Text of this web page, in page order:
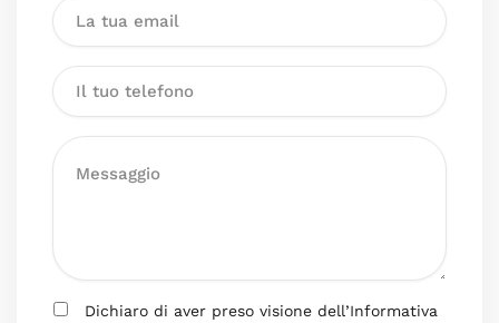
Dichiaro di aver preso visione dell’Informativa